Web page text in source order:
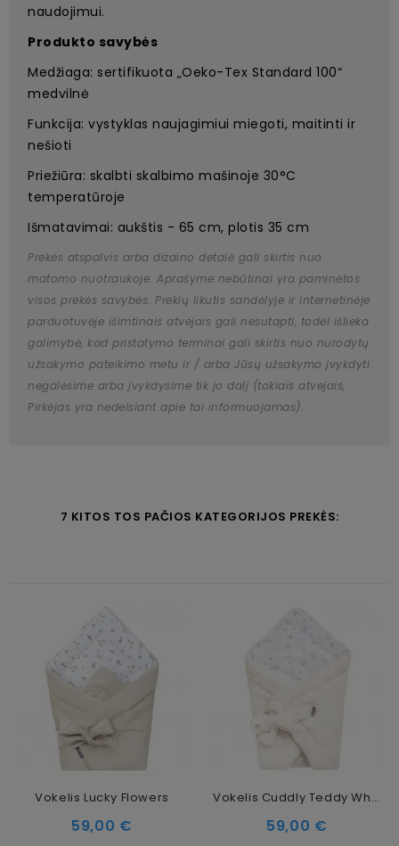
naudojimui.
Produkto savybės
Medžiaga: sertifikuota „Oeko-Tex Standard 100“
medvilnė
Funkcija: vystyklas naujagimiui miegoti, maitinti ir
nešioti
Priežiūra: skalbti skalbimo mašinoje 30°C
temperatūroje
Išmatavimai: aukštis - 65 cm, plotis 35 cm
Prekės atspalvis arba dizaino detalė gali skirtis nuo
matomo nuotraukoje. Aprašyme nebūtinai yra paminėtos
visos prekės savybės. Prekių likutis sandėlyje ir internetinėje
parduotuvėje išimtinais atvejais gali nesutapti, todėl išlieka
galimybė, kad pristatymo terminai gali skirtis nuo nurodytų
užsakymo pateikimo metu ir / arba Jūsų užsakymo įvykdyti
negalėsime arba įvykdysime tik jo dalį (tokiais atvejais,
Pirkėjas yra nedelsiant apie tai informuojamas).
7 KITOS TOS PAČIOS KATEGORIJOS PREKĖS:
Vokelis Lucky Flowers
Kaina
59,00 €
Vokelis Cuddly Teddy White
Kaina
59,00 €